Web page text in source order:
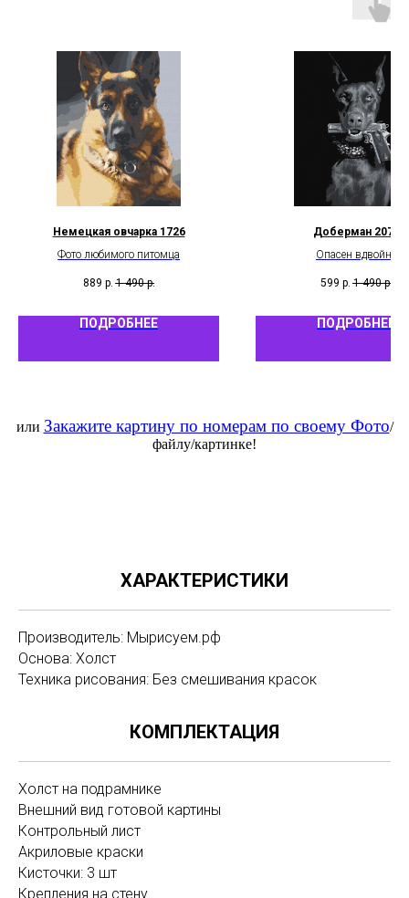
Немецкая овчарка 1726
Фото любимого питомца
889 р. 1 490 р.
ПОДРОБНЕЕ
Доберман 2070
Опасен вдвойне
599 р. 1 490 р.
ПОДРОБНЕЕ
или Закажите картину по номерам по своему Фото/
файлу/картинке!
ХАРАКТЕРИСТИКИ
Производитель: Мырисуем.рф
Основа: Холст
Техника рисования: Без смешивания красок
КОМПЛЕКТАЦИЯ
Холст на подрамнике
Внешний вид готовой картины
Контрольный лист
Акриловые краски
Кисточки: 3 шт
Крепления на стену